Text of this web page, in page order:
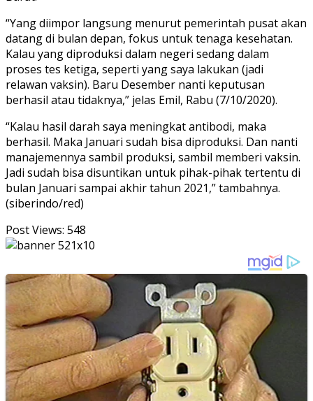
“Yang diimpor langsung menurut pemerintah pusat akan
datang di bulan depan, fokus untuk tenaga kesehatan.
Kalau yang diproduksi dalam negeri sedang dalam
proses tes ketiga, seperti yang saya lakukan (jadi
relawan vaksin). Baru Desember nanti keputusan
berhasil atau tidaknya,” jelas Emil, Rabu (7/10/2020).
“Kalau hasil darah saya meningkat antibodi, maka
berhasil. Maka Januari sudah bisa diproduksi. Dan nanti
manajemennya sambil produksi, sambil memberi vaksin.
Jadi sudah bisa disuntikan untuk pihak-pihak tertentu di
bulan Januari sampai akhir tahun 2021,” tambahnya.
(siberindo/red)
Post Views: 548